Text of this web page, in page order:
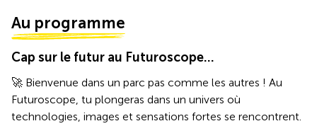
Au programme
Cap sur le futur au Futuroscope…
🚀 Bienvenue dans un parc pas comme les autres ! Au
Futuroscope, tu plongeras dans un univers où
technologies, images et sensations fortes se rencontrent.